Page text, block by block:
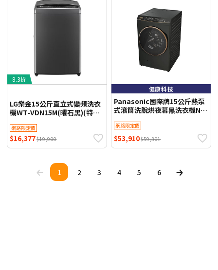
8.3折
LG樂金15公斤直立式變頻洗衣
機WT-VDN15M(曜石黑)(特賣)
網路限定價
$16,377$19,900
健康科技
Panasonic國際牌15公斤熱泵
式滾筒洗脫烘夜幕黑洗衣機NA-
網路限定價
$53,910$59,301
1 2 3 4 5 6